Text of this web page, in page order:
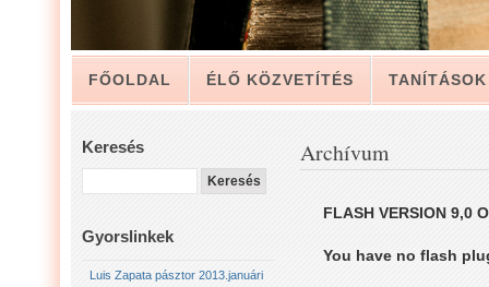
FŐOLDAL ÉLŐ KÖZVETÍTÉS TANÍTÁSOK
LUIS ZAPATA PÁSZTOR LEVELÉBŐL, A
LUIS ZAPATA PÁSZTOR LEVELÉBŐL
LUIS ZAPATA PÁSZTOR LEVELÉBŐL
Keresés
Gyorslinkek
Luis Zapata pásztor 2013.januári
Archívum
FLASH VERSION 9,0
You have no flash